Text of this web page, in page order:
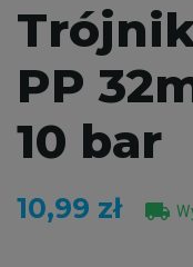
PP
10 bar
10,99 zł local_shipping